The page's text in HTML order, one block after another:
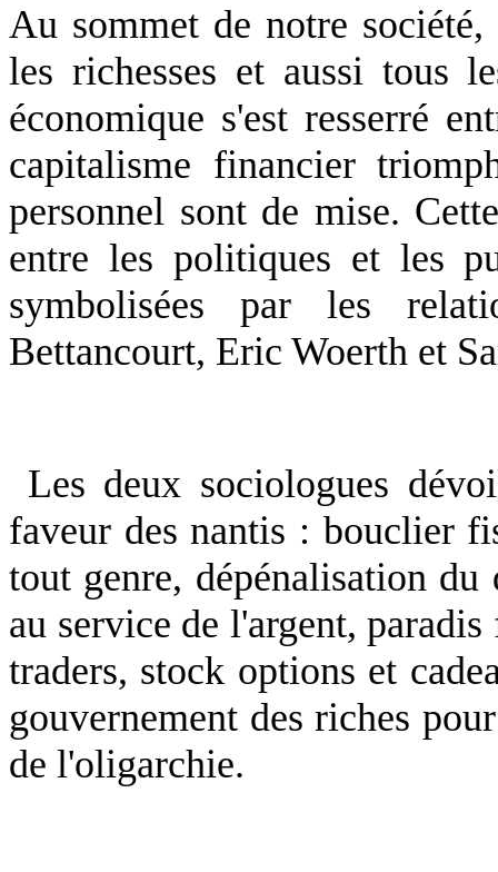
Au sommet de notre
les richesses et aussi tous
économique s'est resserré
capitalisme financier
personnel sont de mise.
entre les politiques et les
symbolisées par les
Bettancourt, Eric Woerth et
Les deux sociologues
faveur des nantis : bouclier
tout genre, dépénalisation du
au service de l'argent,
traders, stock options et
gouvernement des riches
de l'oligarchie.